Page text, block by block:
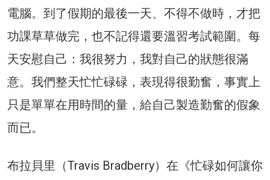
電腦。到了假期的最後一天、不得不做時，才把
功課草草做完，也不記得還要溫習考試範圍。每
天安慰自己：我很努力，我對自己的狀態很滿
意。我們整天忙忙碌碌，表現得很勤奮，事實上
只是單單在用時間的量，給自己製造勤奮的假象
而已。
布拉貝里（Travis Bradberry）在《忙碌如何讓你